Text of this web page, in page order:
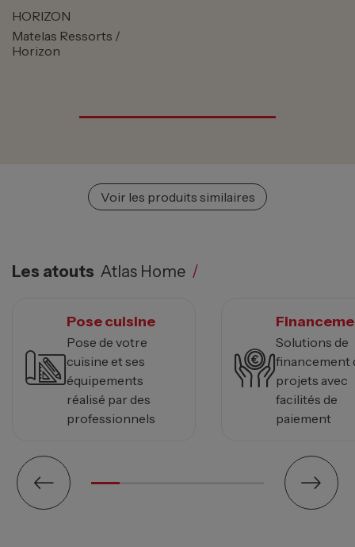
HORIZON
Matelas Ressorts /
Horizon
Voir les produits similaires
Les atouts Atlas Home /
Pose cuisine
Pose de votre
cuisine et ses
équipements
réalisé par des
professionnels
Solutions de
financement
projets avec
facilités de
paiement